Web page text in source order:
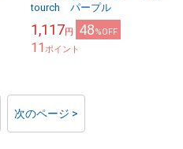
tourch パープル
1,117円 48%OFF
11ポイント
次のページ >